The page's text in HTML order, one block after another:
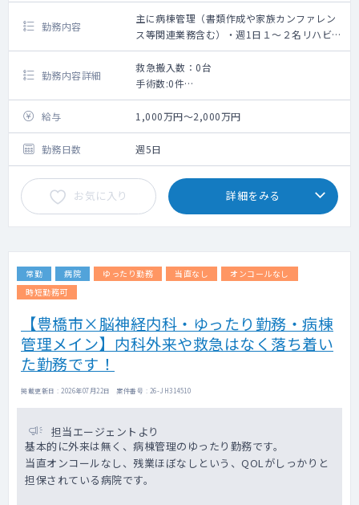
勤務内容
主に病棟管理（書類作成や家族カンファレン
ス等関連業務含む）・週1日１～２名リハビリ
前診察あり
勤務内容詳細
救急搬入数：0台
手術数:0件
【日勤帯】
＜回復期リハビリテーション病棟の管理＞
患者数：20～25名程度
対応疾患：脳外疾患が6割、整形疾患が4割
夜間看取り：当直医が対応
※書類作成や家族カンファレンス等関連業
務含む
※週1日リハビリ前診察あり（1～2名）
外来名：応相談
受診
※専門医の維持のための外来を希望する場
合は専門外来の実施可
【夜間帯】
可能（基本的には非常勤で対応）
当直内容：救急対応なし、病棟の急変対応
当直体制：宿直（管理当直 医師1名）
宿日直申請：許可済み
給与 1,000万円～2,000万円
勤務日数 週5日
お気に入り 詳細をみる
常勤 病院 ゆったり勤務 当直なし
オンコールなし
時短勤務可
【豊橋市×脳神経内科・ゆったり勤務・病棟
管理メイン】内科外来や救急はなく落ち着い
た勤務です！
掲載更新日 : 2026年07月22日 案件番号 : 26-JH314510
担当エージェントより
基本的に外来は無く、病棟管理のゆったり勤務です。
当直オンコールなし、残業ほぼなしという、QOLがしっかりと
担保されている病院です。